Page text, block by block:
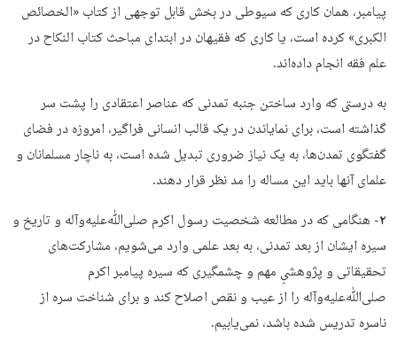
پیامبر، همان کاری که سیوطی در بخش قابل توجهی از کتاب «الخصائص
الکبری» کرده است، یا کاری که فقیهان در ابتدای مباحث کتاب النکاح در
علم فقه انجام داده‌اند.
به درستی که وارد ساختن جنبه تمدنی که عناصر اعتقادی را پشت سر
گذاشته است، برای نمایاندن در یک قالب انسانی فراگیر، امروزه در فضای
گفتگوی تمدن‌ها، به یک نیاز ضروری تبدیل شده است، به ناچار مسلمانان و
علمای آنها باید این مساله را مد نظر قرار دهند.
۲- هنگامی که در مطالعه شخصیت رسول اکرم صلی‌ﷲ‌علیه‌وآله و تاریخ و
سیره ایشان از بعد تمدنی، به بعد علمی وارد می‌شویم، مشارکت‌های
تحقیقاتی و پژوهشیِ مهم و چشمگیری که سیره پیامبر اکرم
صلی‌ﷲ‌علیه‌وآله را از عیب و نقص اصلاح کند و برای شناخت سره از
ناسره تدریس شده باشد، نمی‌یابیم.